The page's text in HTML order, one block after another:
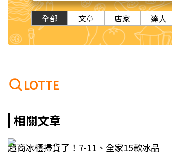
全部 文章 店家 達人
LOTTE
相關文章
超商冰櫃掃貨了！7-11、全家15款冰品